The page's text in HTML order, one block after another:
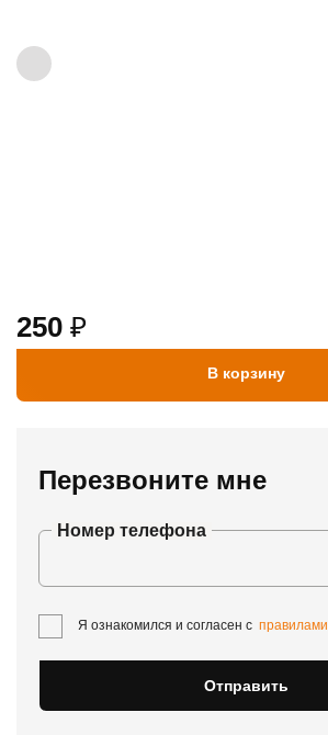
250 ₽
В корзину
Перезвоните мне
Номер телефона
Отправить
Я ознакомился и согласен с правилами